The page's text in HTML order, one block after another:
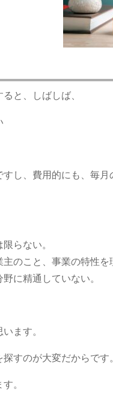
と、しばしば、
し、費用的にも、毎月
らない。
のこと、事業の特性を
に精通していない。
ます。
すのが大変だからです
。